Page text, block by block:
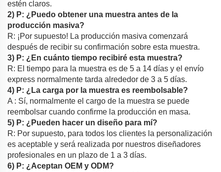
estén claros.
2) P: ¿Puedo obtener una muestra antes de la
producción masiva?
R: ¡Por supuesto! La producción masiva comenzará
después de recibir su confirmación sobre esta muestra.
3) P: ¿En cuánto tiempo recibiré esta muestra?
R: El tiempo para la muestra es de 5 a 14 días y el envío
express normalmente tarda alrededor de 3 a 5 días.
4) P: ¿La carga por la muestra es reembolsable?
A : Sí, normalmente el cargo de la muestra se puede
reembolsar cuando confirme la producción en masa.
5) P: ¿Pueden hacer un diseño para mí?
R: Por supuesto, para todos los clientes la personalización
es aceptable y será realizada por nuestros diseñadores
profesionales en un plazo de 1 a 3 días.
6) P: ¿Aceptan OEM y ODM?